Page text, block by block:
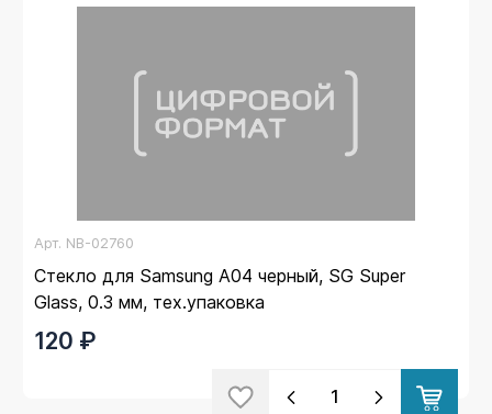
Арт. NB-02760
Стекло для Samsung A04 черный, SG Super
Glass, 0.3 мм, тех.упаковка
120 ₽